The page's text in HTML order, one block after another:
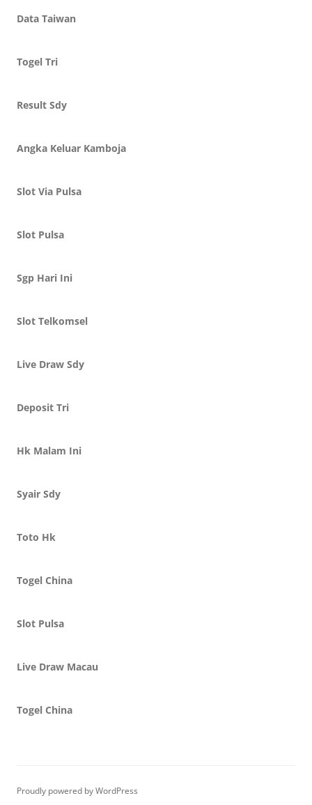
Data Taiwan
Togel Tri
Result Sdy
Angka Keluar Kamboja
Slot Via Pulsa
Slot Pulsa
Sgp Hari Ini
Slot Telkomsel
Live Draw Sdy
Deposit Tri
Hk Malam Ini
Syair Sdy
Toto Hk
Togel China
Slot Pulsa
Live Draw Macau
Togel China
Proudly powered by WordPress